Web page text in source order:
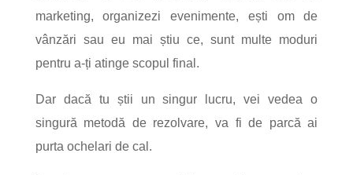
marketing, organizezi evenimente, ești om de
vânzări sau eu mai știu ce, sunt multe moduri
pentru a-ți atinge scopul final.
Dar dacă tu știi un singur lucru, vei vedea o
singură metodă de rezolvare, va fi de parcă ai
purta ochelari de cal.